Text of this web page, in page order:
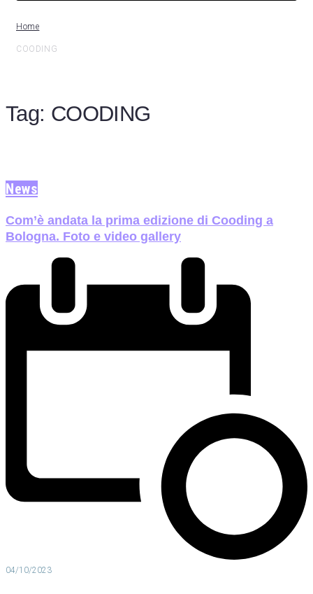
Home
COODING
Tag: COODING
News
Com’è andata la prima edizione di Cooding a
Bologna. Foto e video gallery
04/10/2023